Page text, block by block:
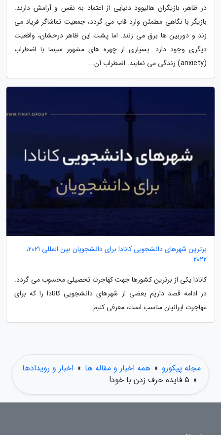
در ظاهر، بازیگران هالیوود دنیایی از اعتماد به نفس و آرامش دارند.
بازیگر با نگاهی مطمئن وارد قاب می گردد، جمعیت تماشاگر فریاد می
زند و دوربین ها برق می زنند. اما پشت این ظاهر درحشان، واقعیت
دیگری وجود دارد. بسیاری از چهره های مشهور سینما با اضطراب
(anxiety) زندگی می نمایند. اضطراب آن...
برترین شهرهای دانشجویی کانادا برای دانشجویان بین المللی 2021،
2022
کانادا یکی از برترین کشورها جهت کهاجرت تحصیلی محسوب می گردد.
در ادامه قصد داریم بعضی از شهرهای دانشجویی کانادا را که برای
مهاجرت ایرانیان مناسب است، معرفی کنیم.
مجله پیکورو » همه اخبار و مقاله ها » اخبار و رویدادها
» 5 فایده حرف زدن با خود!